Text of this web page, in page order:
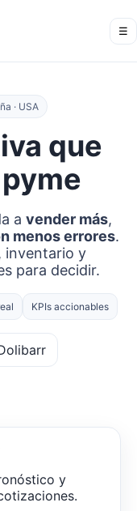
☰
· USA
que
a vender más,
menos errores.
inventario y
para decidir.
KPIs accionables
y